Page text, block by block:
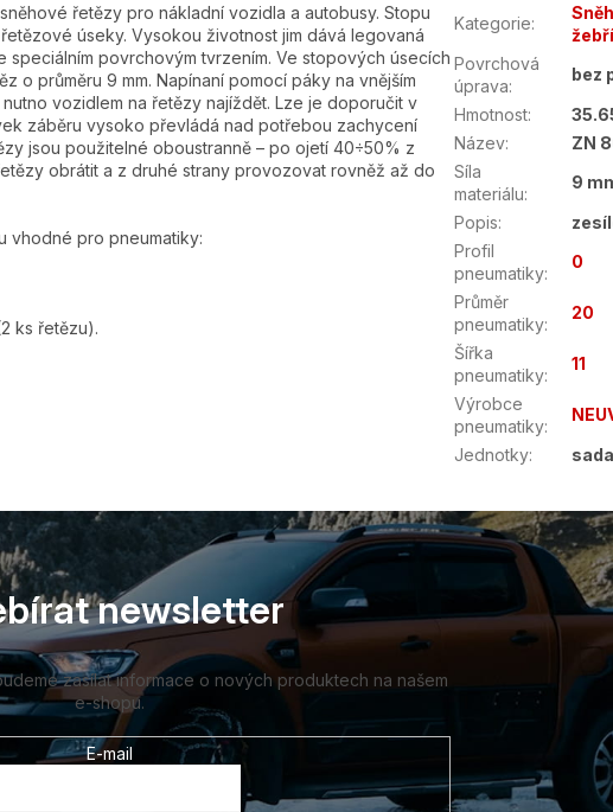
řetězy pro nákladní vozidla a autobusy. Stopu
úseky. Vysokou životnost jim dává legovaná
speciálním povrchovým tvrzením. Ve stopových úsecích
o průměru 9 mm. Napínaní pomocí páky na vnějším
vozidlem na řetězy najíždět. Lze je doporučit v
záběru vysoko převládá nad potřebou zachycení
jsou použitelné oboustranně – po ojetí 40÷50% z
obrátit a z druhé strany provozovat rovněž až do
vhodné pro pneumatiky:
ks řetězu).
Kategorie:
Povrchová
úprava:
bez
Hmotnost:
Název:
ZN
Síla
materiálu:
9
Popis:
Profil
pneumatiky:
0
Průměr
pneumatiky:
20
Šířka
pneumatiky:
11
Výrobce
pneumatiky:
Jednotky: sada
newsletter
zasílat informace o nových produktech na našem
e-shopu.
E-mail